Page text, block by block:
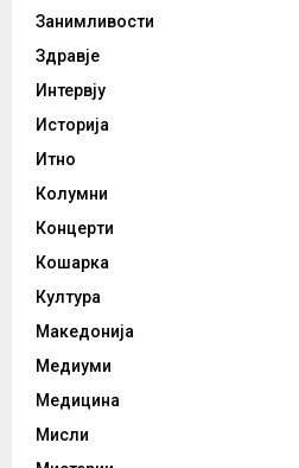
Занимливости
Здравје
Интервју
Историја
Итно
Колумни
Концерти
Кошарка
Култура
Македонија
Медиуми
Медицина
Мисли